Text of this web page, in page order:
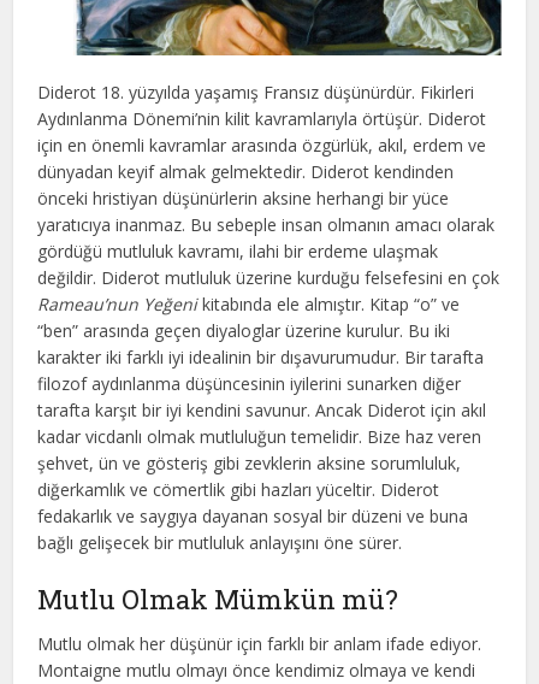
Diderot 18. yüzyılda yaşamış Fransız düşünürdür. Fikirleri
Aydınlanma Dönemi’nin kilit kavramlarıyla örtüşür. Diderot
için en önemli kavramlar arasında özgürlük, akıl, erdem ve
dünyadan keyif almak gelmektedir. Diderot kendinden
önceki hristiyan düşünürlerin aksine herhangi bir yüce
yaratıcıya inanmaz. Bu sebeple insan olmanın amacı olarak
gördüğü mutluluk kavramı, ilahi bir erdeme ulaşmak
değildir. Diderot mutluluk üzerine kurduğu felsefesini en çok
Rameau’nun Yeğenikitabında ele almıştır. Kitap “o” ve
“ben” arasında geçen diyaloglar üzerine kurulur. Bu iki
karakter iki farklı iyi idealinin bir dışavurumudur. Bir tarafta
filozof aydınlanma düşüncesinin iyilerini sunarken diğer
tarafta karşıt bir iyi kendini savunur. Ancak Diderot için akıl
kadar vicdanlı olmak mutluluğun temelidir. Bize haz veren
şehvet, ün ve gösteriş gibi zevklerin aksine sorumluluk,
diğerkamlık ve cömertlik gibi hazları yüceltir. Diderot
fedakarlık ve saygıya dayanan sosyal bir düzeni ve buna
bağlı gelişecek bir mutluluk anlayışını öne sürer.
Mutlu Olmak Mümkün mü?
Mutlu olmak her düşünür için farklı bir anlam ifade ediyor.
Montaigne mutlu olmayı önce kendimiz olmaya ve kendi